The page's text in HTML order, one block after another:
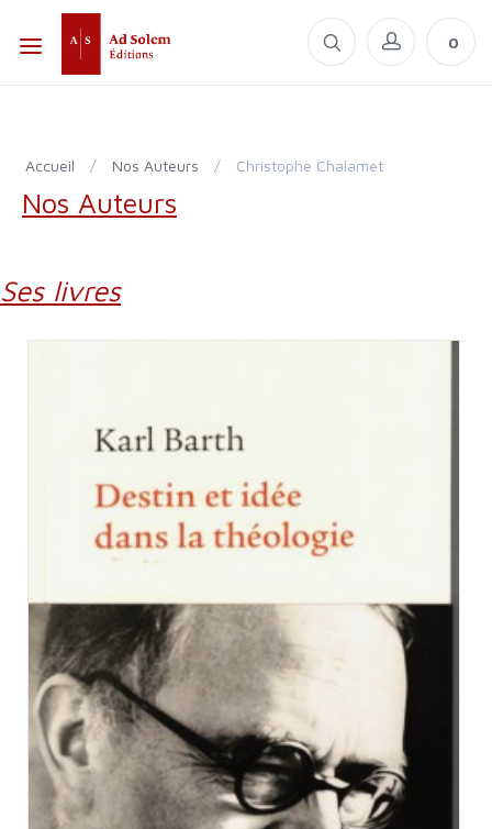
0
Accueil / Nos Auteurs / Christophe Chalamet
Nos Auteurs
Ses livres